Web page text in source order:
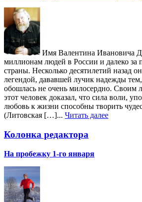
Имя Валентина Ивановича
миллионам людей в России и далеко за
страны. Несколько десятилетий назад
легендой, дававшей лучик надежды тем,
обошлась не очень милосердно.
этот человек доказал, что сила воли,
любовь к жизни способны творить
(Литовская […]... Читать далее
Колонка редактора
На пробежку 1-го января